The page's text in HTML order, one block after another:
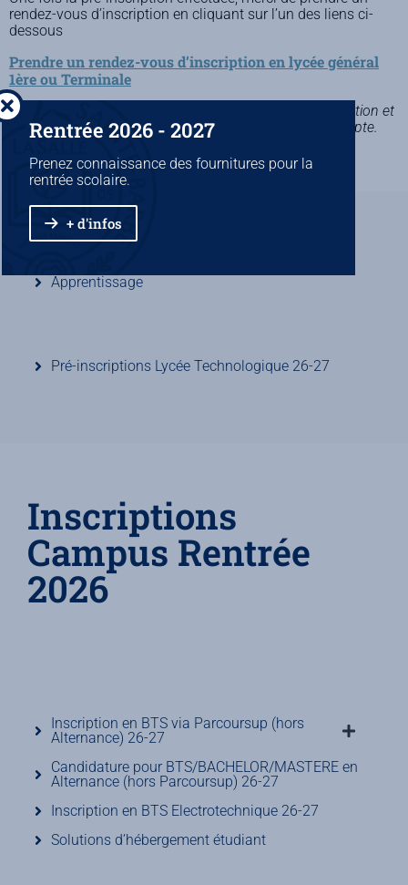
rendez-vous d’inscription en cliquant sur l’un des liens ci-
dessous
Prendre un rendez-vous d’inscription en lycée général
1ère ou Terminale
NB Il est impératif de valider les deux étapes (pré-inscription et
prise de rdv) pour que votre demande soit prise en compte.
+ d’infos sur le lycée général
Apprentissage
Pré-inscriptions Lycée Technologique 26-27
Inscriptions
Campus Rentrée
2026
Inscription en BTS via Parcoursup (hors
Alternance) 26-27
Candidature pour BTS/BACHELOR/MASTERE en
Alternance (hors Parcoursup) 26-27
Inscription en BTS Electrotechnique 26-27
Solutions d’hébergement étudiant
Rentrée 2026 - 2027
Prenez connaissance des fournitures pour la
rentrée scolaire.
+ d'infos